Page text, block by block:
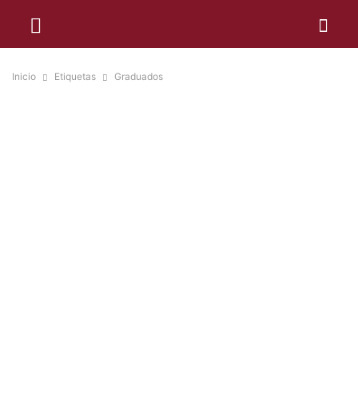
Inicio Etiquetas Graduados